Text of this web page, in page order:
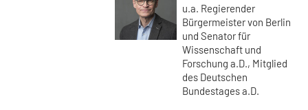
u.a. Regierender
Bürgermeister von Berlin
und Senator für
Wissenschaft und
Forschung a.D., Mitglied
des Deutschen
Bundestages a.D.